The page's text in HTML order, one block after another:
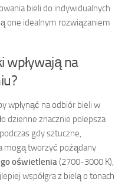
bieli do indywidualnych
one idealnym rozwiązaniem
wpływają na
wpłynąć na odbiór bieli w
dzienne znacznie polepsza
gdy sztuczne,
mogą tworzyć pożądany
oświetlenia(2700-3000 K),
współgra z bielą o tonach